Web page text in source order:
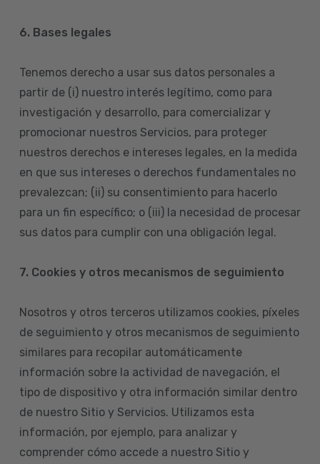
6. Bases legales
Tenemos derecho a usar sus datos personales a
partir de (i) nuestro interés legítimo, como para
investigación y desarrollo, para comercializar y
promocionar nuestros Servicios, para proteger
nuestros derechos e intereses legales, en la medida
en que sus intereses o derechos fundamentales no
prevalezcan; (ii) su consentimiento para hacerlo
para un fin específico; o (iii) la necesidad de procesar
sus datos para cumplir con una obligación legal.
7. Cookies y otros mecanismos de seguimiento
Nosotros y otros terceros utilizamos cookies, píxeles
de seguimiento y otros mecanismos de seguimiento
similares para recopilar automáticamente
información sobre la actividad de navegación, el
tipo de dispositivo y otra información similar dentro
de nuestro Sitio y Servicios. Utilizamos esta
información, por ejemplo, para analizar y
comprender cómo accede a nuestro Sitio y